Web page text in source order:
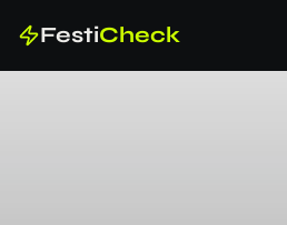
FestiCheck